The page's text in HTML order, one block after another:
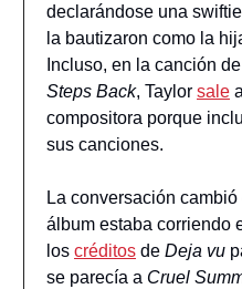
declarándose una
la bautizaron como la
Incluso, en la canción
Steps Back, Taylor sale
compositora porque
sus canciones.
La conversación
álbum estaba corriendo
los créditos de Deja vu
se parecía a Cruel